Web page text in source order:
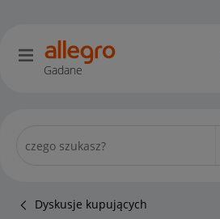
Gadane
Dyskusje kupujących